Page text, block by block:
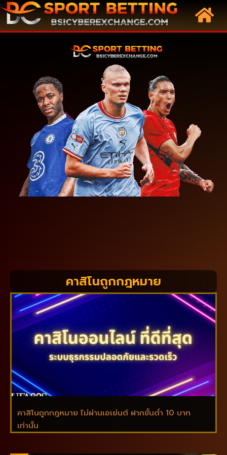
คาสิโนถูกกฎหมาย
คาสิโนถูกกฎหมาย ไม่​ผ่านเอเย่นต์ ฝากขั้นต่ำ 10 บาท
เท่านั้น